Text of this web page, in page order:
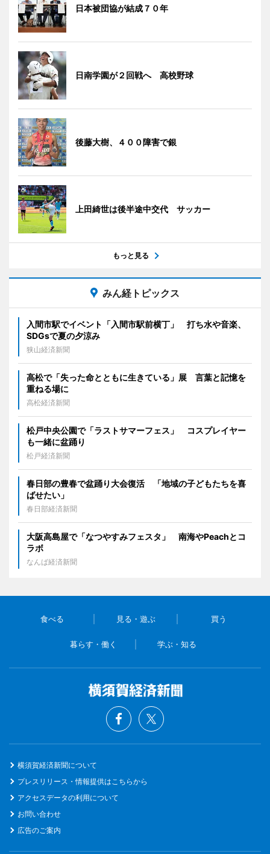
日本被団協が結成７０年
日南学園が２回戦へ 高校野球
後藤大樹、４００障害で銀
上田綺世は後半途中交代 サッカー
もっと見る
みん経トピックス
入間市駅でイベント「入間市駅前横丁」 打ち水や音楽、
SDGsで夏の夕涼み
狭山経済新聞
高松で「失った命とともに生きている」展 言葉と記憶を
重ねる場に
高松経済新聞
松戸中央公園で「ラストサマーフェス」 コスプレイヤー
も一緒に盆踊り
松戸経済新聞
春日部の豊春で盆踊り大会復活 「地域の子どもたちを喜
ばせたい」
春日部経済新聞
大阪高島屋で「なつやすみフェスタ」 南海やPeachとコ
ラボ
なんば経済新聞
食べる 見る・遊ぶ 買う
暮らす・働く 学ぶ・知る
横須賀経済新聞について
プレスリリース・情報提供はこちらから
アクセスデータの利用について
お問い合わせ
広告のご案内